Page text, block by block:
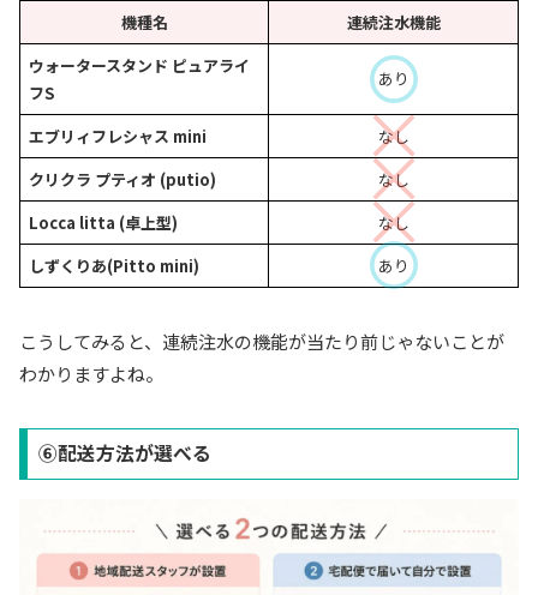
機種名
連続注水機能
ウォータースタンド ピュアライ
フS
あり
エブリィフレシャス mini
なし
クリクラ プティオ (putio)
なし
Locca litta (卓上型)
なし
しずくりあ(Pitto mini)
あり
こうしてみると、連続注水の機能が当たり前じゃないことが
わかりますよね。
⑥配送方法が選べる